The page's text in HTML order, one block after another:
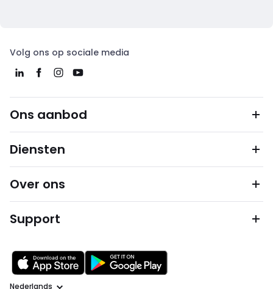
Volg ons op sociale media
Ons aanbod
Diensten
Over ons
Support